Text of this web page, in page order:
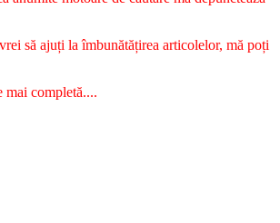
să ajuți la îmbunătățirea articolelor, mă poți
mai completă....